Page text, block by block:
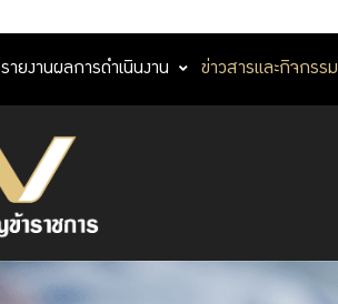
รายงานผลการดำเนินงาน ข่าวสารและกิจกรรม
ประชาสัมพันธ์
กิจกรรม กบข.